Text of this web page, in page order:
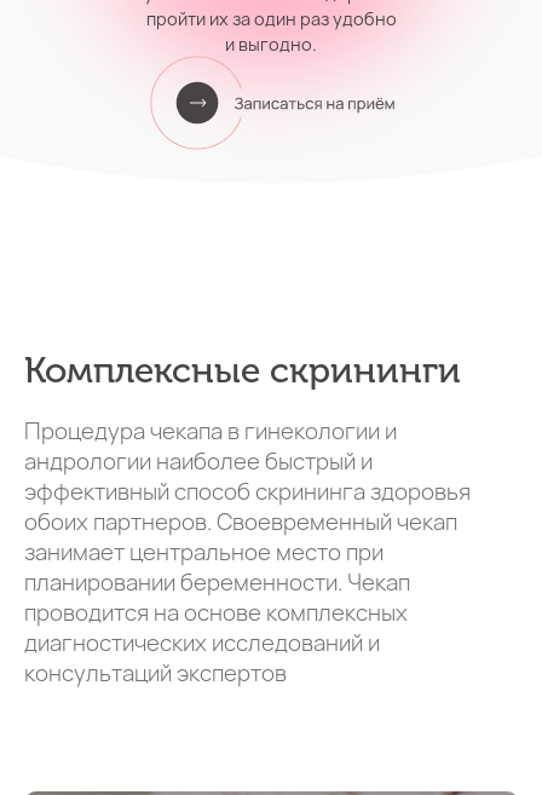
пройти их за один раз удобно
и выгодно.
Комплексные скрининги
Процедура чекапа в гинекологии и
андрологии наиболее быстрый и
эффективный способ скрининга здоровья
обоих партнеров. Своевременный чекап
занимает центральное место при
планировании беременности. Чекап
проводится на основе комплексных
диагностических исследований и
консультаций экспертов